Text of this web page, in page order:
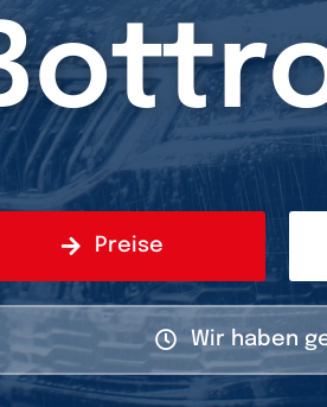
Preise
Wir haben